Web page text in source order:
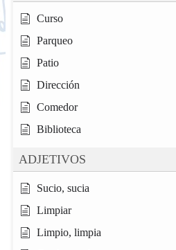
Curso
Parqueo
Patio
Dirección
Comedor
Biblioteca
ADJETIVOS
Sucio, sucia
Limpiar
Limpio, limpia